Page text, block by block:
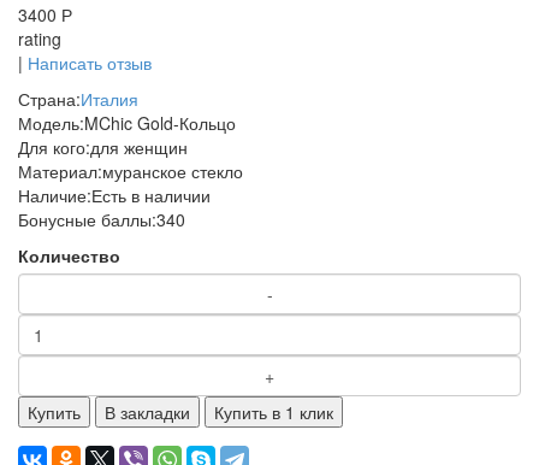
3400 Р
rating
| Написать отзыв
Страна:Италия
Модель:MChic Gold-Кольцо
Для кого:для женщин
Материал:муранское стекло
Наличие:Есть в наличии
Бонусные баллы:340
Количество
Купить В закладки Купить в 1 клик